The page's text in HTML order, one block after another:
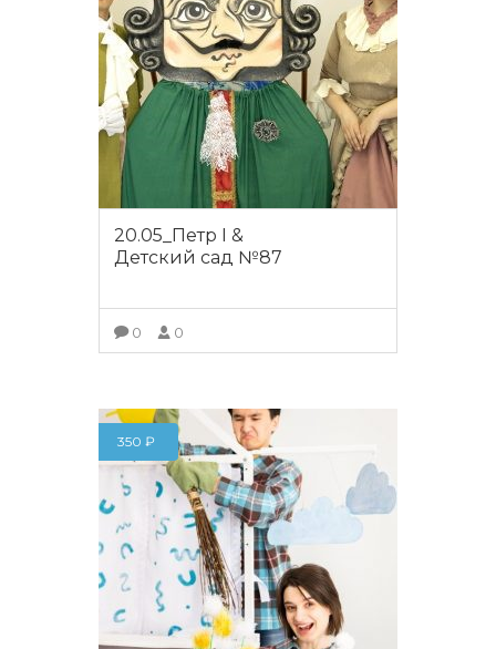
20.05_Петр I &
Детский сад №87
0 0
350 ₽